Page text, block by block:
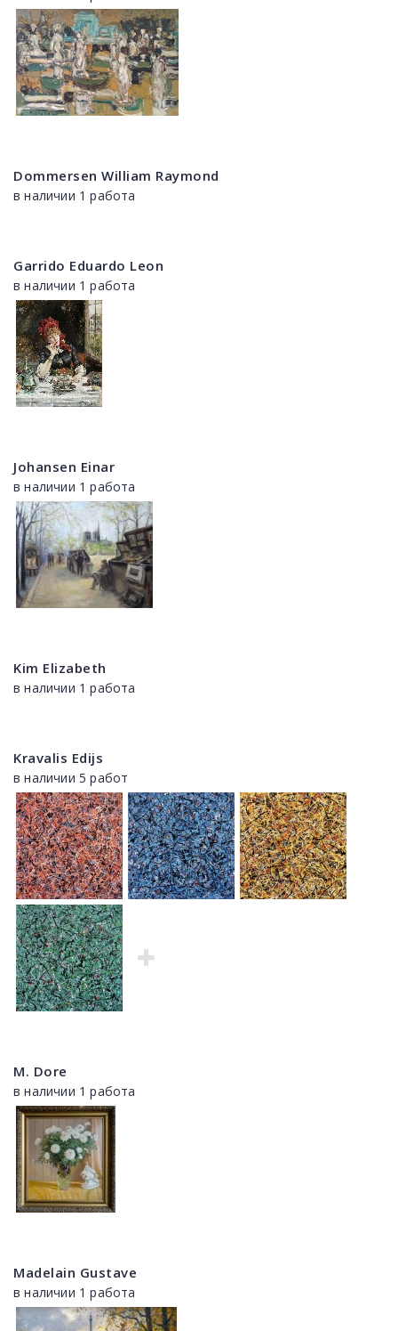
Dommersen William Raymond
в наличии 1 работа
Garrido Eduardo Leon
в наличии 1 работа
Johansen Einar
в наличии 1 работа
Kim Elizabeth
в наличии 1 работа
Kravalis Edijs
в наличии 5 работ
M. Dore
в наличии 1 работа
Madelain Gustave
в наличии 1 работа